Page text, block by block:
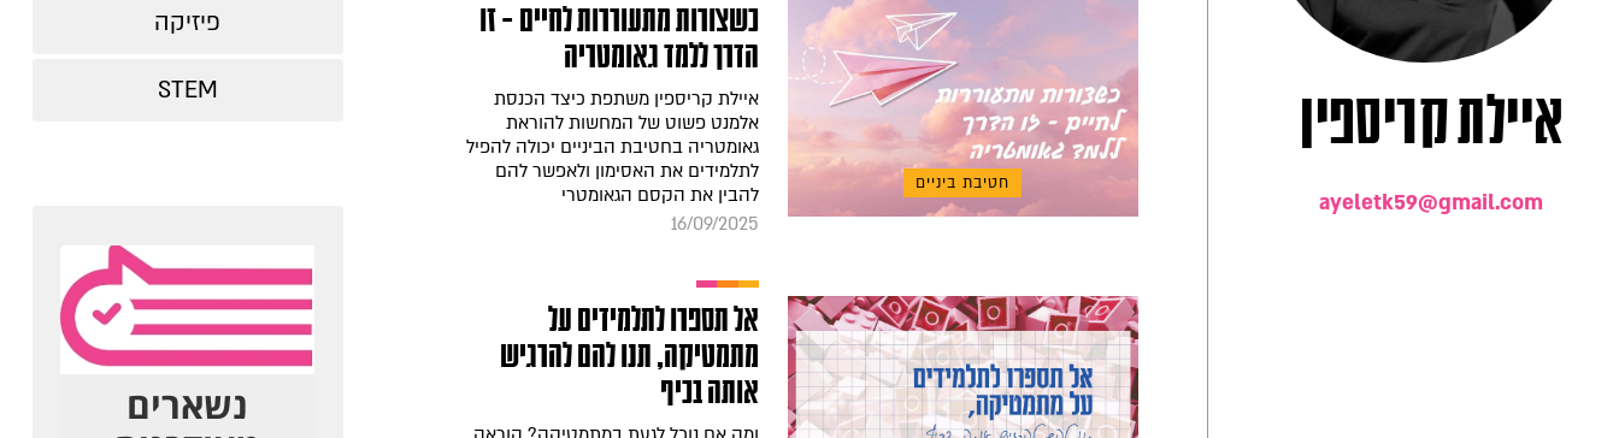
חטיבת ביניים
כשצורות מתעוררות לחיים – זו
הדרך ללמד גאומטריה
איילת קריספין משתפת כיצד הכנסת
אלמנט פשוט של המחשות להוראת
גאומטריה בחטיבת הביניים יכולה להפיל
לתלמידים את האסימון ולאפשר להם
להבין את הקסם הגאומטרי
16/09/2025
אל תספרו לתלמידים על
מתמטיקה, תנו להם להרגיש
אותה בכיף
איילת קריספין
ayeletk59@gmail.com
פיזיקה
STEM